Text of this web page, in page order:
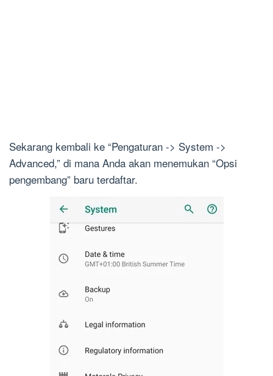
Sekarang kembali ke “Pengaturan -> System ->
Advanced,” di mana Anda akan menemukan “Opsi
pengembang” baru terdaftar.